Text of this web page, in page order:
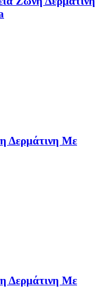
Δερμάτινη Με
Δερμάτινη Με